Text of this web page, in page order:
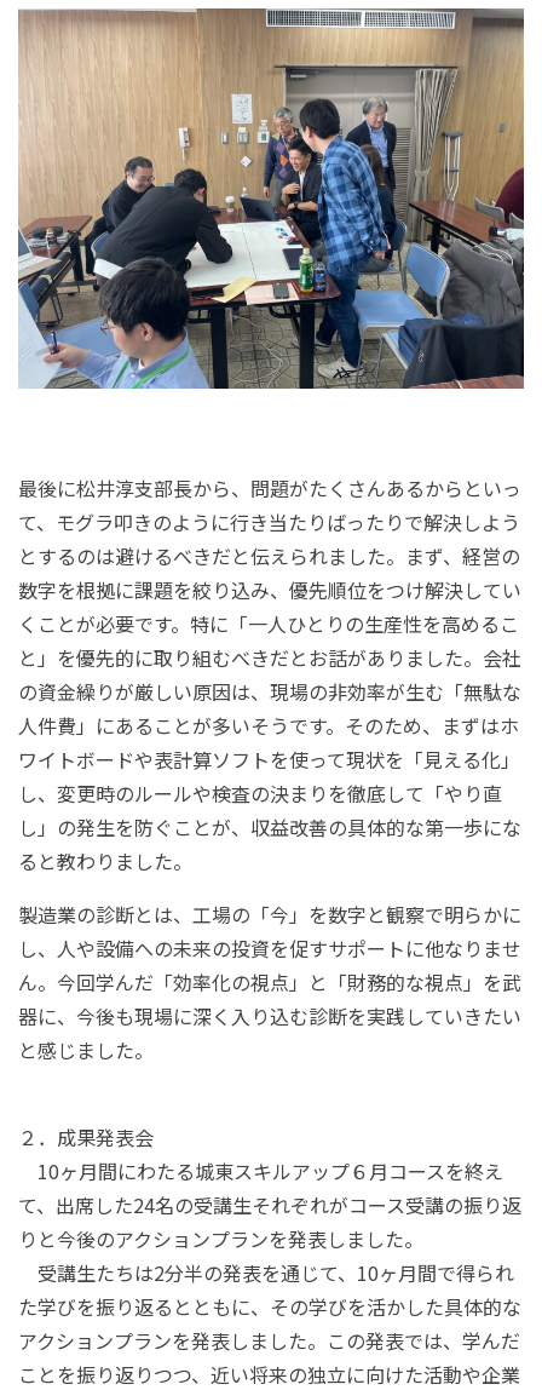
最後に松井淳支部長から、問題がたくさんあるからといっ
て、モグラ叩きのように行き当たりばったりで解決しよう
とするのは避けるべきだと伝えられました。まず、経営の
数字を根拠に課題を絞り込み、優先順位をつけ解決してい
くことが必要です。特に「一人ひとりの生産性を高めるこ
と」を優先的に取り組むべきだとお話がありました。会社
の資金繰りが厳しい原因は、現場の非効率が生む「無駄な
人件費」にあることが多いそうです。そのため、まずはホ
ワイトボードや表計算ソフトを使って現状を「見える化」
し、変更時のルールや検査の決まりを徹底して「やり直
し」の発生を防ぐことが、収益改善の具体的な第一歩にな
ると教わりました。
製造業の診断とは、工場の「今」を数字と観察で明らかに
し、人や設備への未来の投資を促すサポートに他なりませ
ん。今回学んだ「効率化の視点」と「財務的な視点」を武
器に、今後も現場に深く入り込む診断を実践していきたい
と感じました。
２．成果発表会
10ヶ月間にわたる城東スキルアップ６月コースを終え
て、出席した24名の受講生それぞれがコース受講の振り返
りと今後のアクションプランを発表しました。
受講生たちは2分半の発表を通じて、 10ヶ月間で得られ
た学びを振り返るとともに、その学びを活かした具体的な
アクションプランを発表しました。この発表では、学んだ
ことを振り返りつつ、近い将来の独立に向けた活動や企業